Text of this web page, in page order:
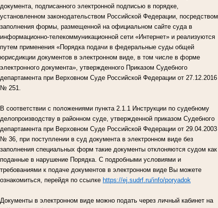
документа, подписанного электронной подписью в порядке,
установленном законодательством Российской Федерации, посредством
заполнения формы, размещенной на официальном сайте суда в
информационно-телекоммуникационной сети «Интернет» и реализуются
путем применения «Порядка подачи в федеральные суды общей
юрисдикции документов в электронном виде, в том числе в форме
электронного документа», утвержденного Приказом Судебного
департамента при Верховном Суде Российской Федерации от 27.12.2016
№ 251.
В соответствии с положениями пункта 2.1.1 Инструкции по судебному
делопроизводству в районном суде, утвержденной приказом Судебного
департамента при Верховном Суде Российской Федерации от 29.04.2003
№ 36, при поступлении в суд документа в электронном виде без
заполнения специальных форм такие документы отклоняются судом как
поданные в нарушение Порядка. С подробными условиями и
требованиями к подаче документов в электронном виде Вы можете
ознакомиться, перейдя по ссылке https://ej.sudrf.ru/info/poryadok
Документы в электронном виде можно подать через личный кабинет на